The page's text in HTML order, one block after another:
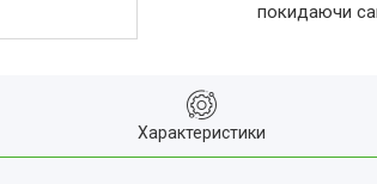
покидаючи
Характеристики